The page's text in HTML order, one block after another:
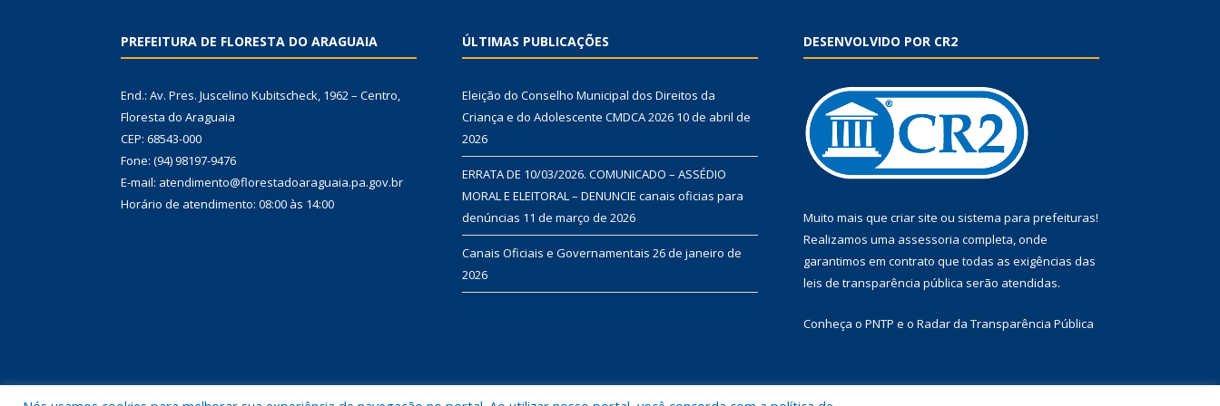
PREFEITURA DE FLORESTA DO ARAGUAIA
End.: Av. Pres. Juscelino Kubitscheck, 1962 – Centro,
Floresta do Araguaia
CEP: 68543-000
Fone: (94) 98197-9476
E-mail: atendimento@florestadoaraguaia.pa.gov.br
Horário de atendimento: 08:00 às 14:00
ÚLTIMAS PUBLICAÇÕES
Eleição do Conselho Municipal dos Direitos da
Criança e do Adolescente CMDCA 2026 10 de abril de
2026
ERRATA DE 10/03/2026. COMUNICADO – ASSÉDIO
MORAL E ELEITORAL – DENUNCIE canais oficias para
denúncias 11 de março de 2026
Canais Oficiais e Governamentais 26 de janeiro de
2026
DESENVOLVIDO POR CR2
Muito mais que criar site ou sistema para prefeituras!
Realizamos uma assessoria completa, onde
garantimos em contrato que todas as exigências das
leis de transparência pública serão atendidas.
Conheça o PNTP e o Radar da Transparência Pública